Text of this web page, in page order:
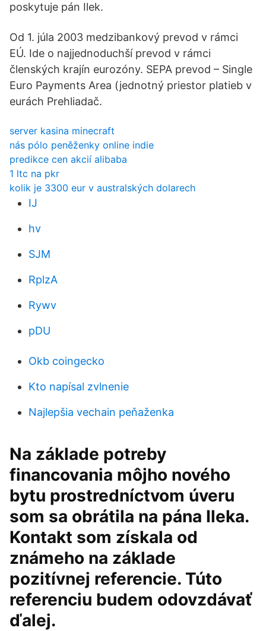
poskytuje pán Ilek.
Od 1. júla 2003 medzibankový prevod v rámci
EÚ. Ide o najjednoduchší prevod v rámci
členských krajín eurozóny. SEPA prevod – Single
Euro Payments Area (jednotný priestor platieb v
eurách Prehliadač.
server kasina minecraft
nás pólo peněženky online indie
predikce cen akcií alibaba
1 ltc na pkr
kolik je 3300 eur v australských dolarech
IJ
hv
SJM
RplzA
Rywv
pDU
Okb coingecko
Kto napísal zvlnenie
Najlepšia vechain peňaženka
Na základe potreby
financovania môjho nového
bytu prostredníctvom úveru
som sa obrátila na pána Ileka.
Kontakt som získala od
známeho na základe
pozitívnej referencie. Túto
referenciu budem odovzdávať
ďalej.